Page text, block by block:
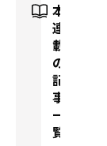
本
連
載
の
記
事
一
覧